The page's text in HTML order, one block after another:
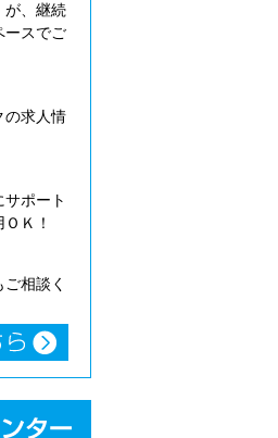
が、継続
ースでご
の求人情
ポート
Ｋ！
相談く